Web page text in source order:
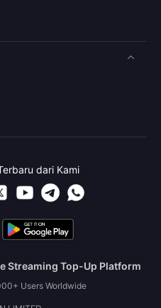
dari Kami
Streaming Top-Up Platform
Users Worldwide